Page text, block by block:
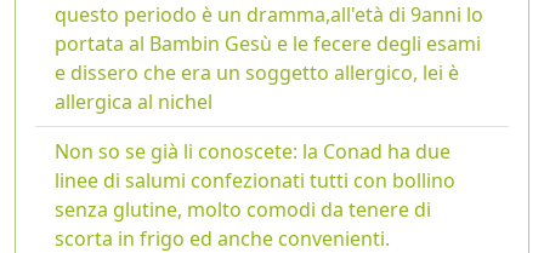
questo periodo è un dramma,all'età di 9anni lo
portata al Bambin Gesù e le fecere degli esami
e dissero che era un soggetto allergico, lei è
allergica al nichel
Non so se già li conoscete: la Conad ha due
linee di salumi confezionati tutti con bollino
senza glutine, molto comodi da tenere di
scorta in frigo ed anche convenienti.